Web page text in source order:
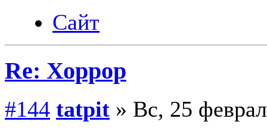
Сайт
Re: Хоррор
#144 tatpit » Вс, 25